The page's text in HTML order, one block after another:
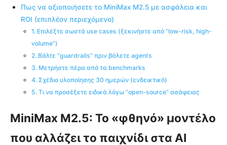
Πως να αξιοποιήσετε το MiniMax M2.5 με ασφάλεια και
ROI (επιπλέον περιεχόμενο)
1. Επιλέξτε σωστά use cases (ξεκινήστε από “low-risk, high-
volume”)
2. Βάλτε “guardrails” πριν βάλετε agents
3. Μετρήστε πέρα από τα benchmarks
4. Σχέδιο υλοποίησης 30 ημερών (ενδεικτικό)
5. Τι να προσέξετε ειδικά λόγω “open-source” ασάφειας
MiniMax M2.5: Το «φθηνό» μοντέλο
που αλλάζει το παιχνίδι στα AI